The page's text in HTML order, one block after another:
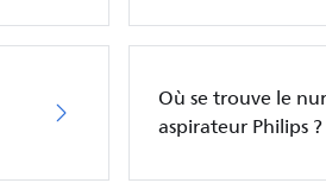
Où se trouve le
aspirateur Philips ?